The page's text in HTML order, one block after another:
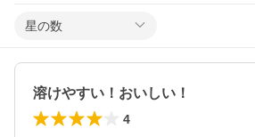
星の数
溶けやすい！おいしい！
4